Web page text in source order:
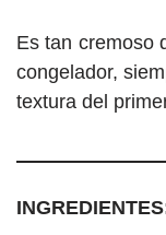
Es tan cremoso
congelador,
textura del